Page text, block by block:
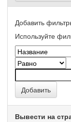
Добавить
Используйте
Вывести на